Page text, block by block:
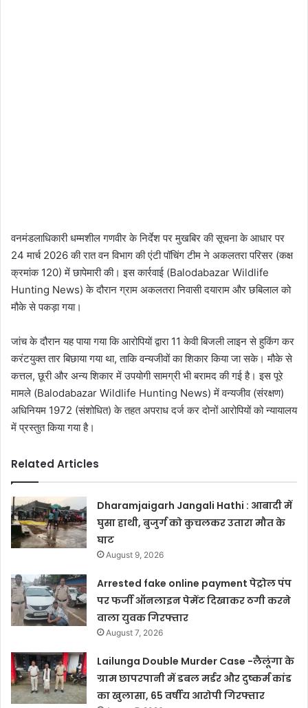
वनमंडलाधिकारी धम्मशील गणवीर के निर्देश पर मुखबिर की सूचना के आधार पर
24 मार्च 2026 की रात वन विभाग की एंटी पॉचिंग टीम ने अकलतरा परिसर (कक्ष
क्रमांक 120) में छापेमारी की। इस कार्रवाई (Balodabazar Wildlife
Hunting News) के दौरान ग्राम अकलतरा निवासी दयाराम और छबिलाल को
मौके से पकड़ा गया।
जांच के दौरान यह पाया गया कि आरोपियों द्वारा 11 केवी बिजली लाइन से हुकिंग कर
करंटयुक्त तार बिछाया गया था, ताकि वन्यजीवों का शिकार किया जा सके। मौके से
कत्तल, छूरी और अन्य शिकार में उपयोगी सामग्री भी बरामद की गई है। इस पूरे
मामले (Balodabazar Wildlife Hunting News) में वन्यजीव (संरक्षण)
अधिनियम 1972 (संशोधित) के तहत अपराध दर्ज कर दोनों आरोपियों को न्यायालय
में प्रस्तुत किया गया है।
Related Articles
Dharamjaigarh Jangali Hathi : आबादी में
घुसा हाथी, बुजुर्ग को कुचलकर उतारा मौत के
घाट
August 9, 2026
Arrested fake online payment पेट्रोल पंप
पर फर्जी ऑनलाइन पेमेंट दिखाकर ठगी करने
वाला युवक गिरफ्तार
August 7, 2026
Lailunga Double Murder Case -लैलूंगा के
ग्राम छापरपानी में डबल मर्डर और दुष्कर्म कांड
का खुलासा, 65 वर्षीय आरोपी गिरफ्तार